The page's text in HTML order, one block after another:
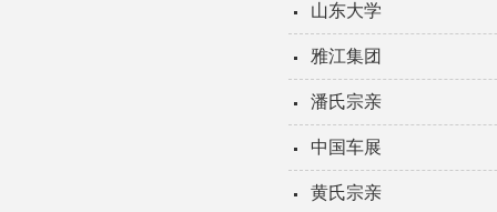
山东大学
雅江集团
潘氏宗亲
中国车展
黄氏宗亲